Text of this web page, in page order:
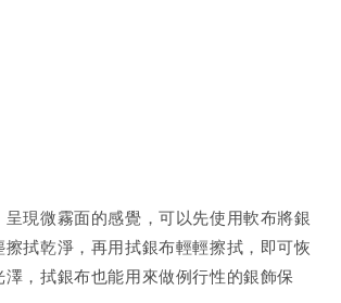
呈現微霧面的感覺，可以先使用軟布將銀
擦拭乾淨，再用拭銀布輕輕擦拭，即可恢
，拭銀布也能用來做例行性的銀飾保